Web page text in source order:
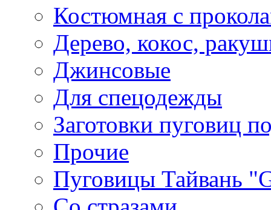
Костюмная с
Дерево, кокос,
Джинсовые
Для спецодежды
Заготовки пуговиц
Прочие
Пуговицы Тайвань